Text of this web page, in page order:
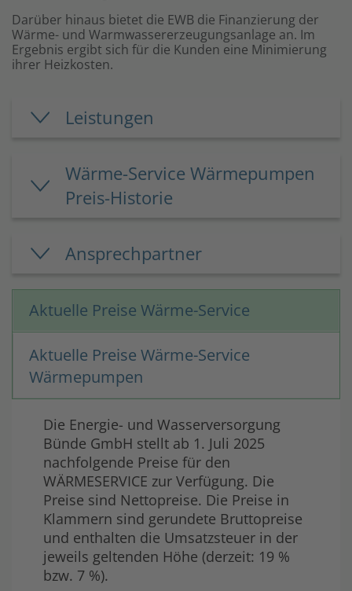
Darüber hinaus bietet die EWB die Finanzierung der
Wärme- und Warmwassererzeugungsanlage an. Im
Ergebnis ergibt sich für die Kunden eine Minimierung
ihrer Heizkosten.
Leistungen
Wärme-Service Wärmepumpen
Preis-Historie
Ansprechpartner
Aktuelle Preise Wärme-Service
Aktuelle Preise Wärme-Service
Wärmepumpen
Die Energie- und Wasserversorgung
Bünde GmbH stellt ab 1. Juli 2025
nachfolgende Preise für den
WÄRMESERVICE zur Verfügung. Die
Preise sind Nettopreise. Die Preise in
Klammern sind gerundete Bruttopreise
und enthalten die Umsatzsteuer in der
jeweils geltenden Höhe (derzeit: 19 %
bzw. 7 %).